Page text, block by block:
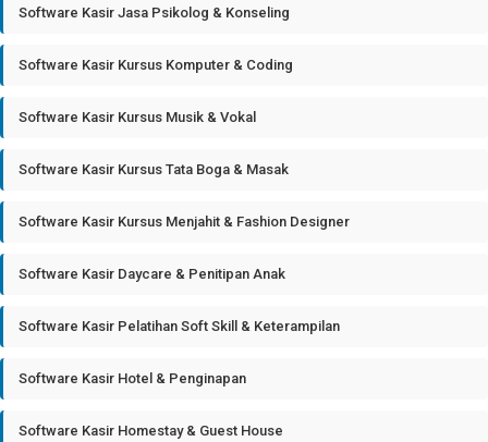
Software Kasir Jasa Psikolog & Konseling
Software Kasir Kursus Komputer & Coding
Software Kasir Kursus Musik & Vokal
Software Kasir Kursus Tata Boga & Masak
Software Kasir Kursus Menjahit & Fashion Designer
Software Kasir Daycare & Penitipan Anak
Software Kasir Pelatihan Soft Skill & Keterampilan
Software Kasir Hotel & Penginapan
Software Kasir Homestay & Guest House